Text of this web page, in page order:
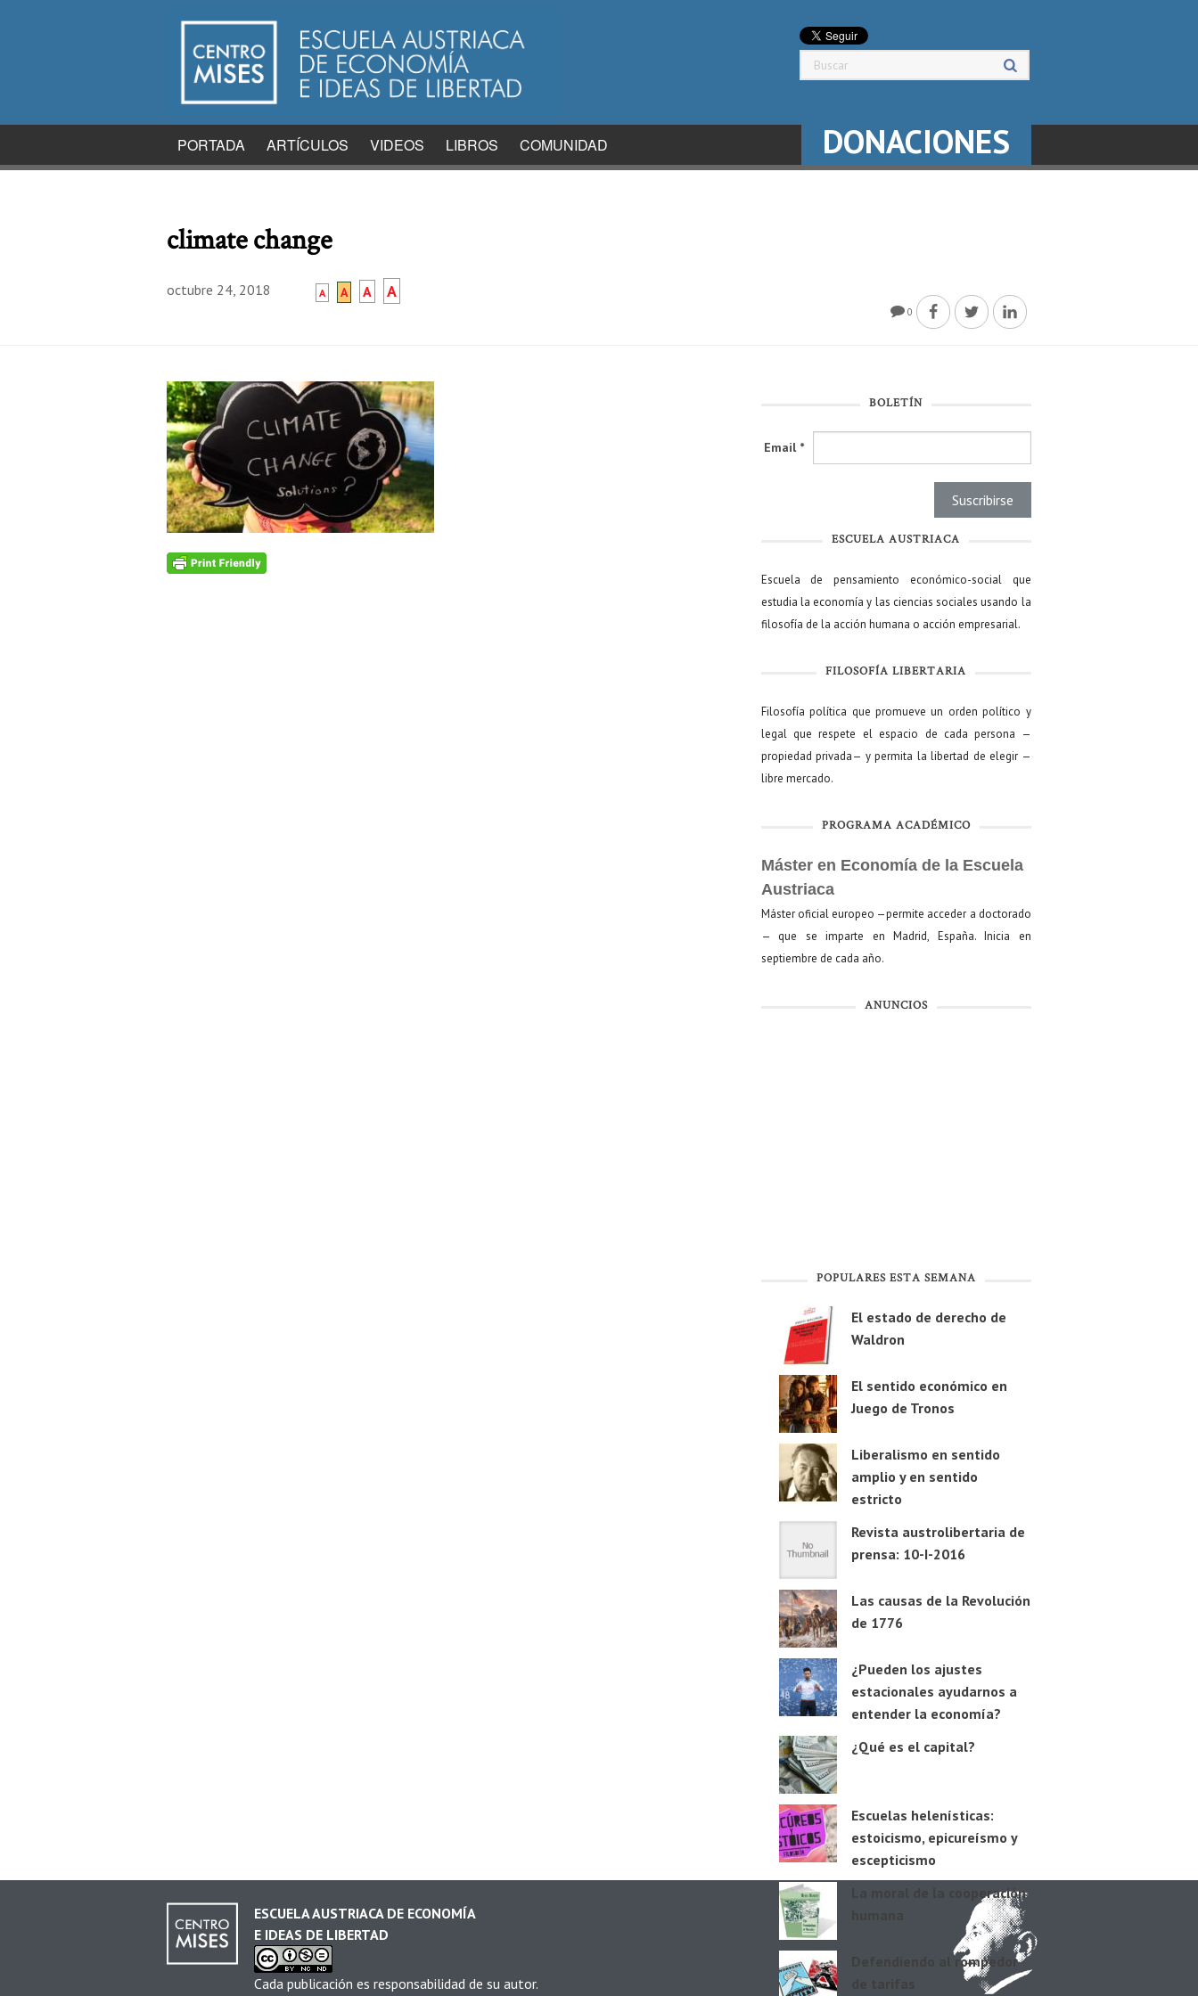
PORTADA ARTÍCULOS VIDEOS LIBROS COMUNIDAD DONACIONES
climate change
octubre 24, 2018 A A A A
0
BOLETÍN
Email *
ESCUELA AUSTRIACA
Escuela de pensamiento económico-social que
estudia la economía y las ciencias sociales usando la
filosofía de la acción humana o acción empresarial.
FILOSOFÍA LIBERTARIA
Filosofía política que promueve un orden político y
legal que respete el espacio de cada persona —
propiedad privada— y permita la libertad de elegir —
libre mercado.
PROGRAMA ACADÉMICO
Máster en Economía de la Escuela
Austriaca
Máster oficial europeo —permite acceder a doctorado
— que se imparte en Madrid, España. Inicia en
septiembre de cada año.
ANUNCIOS
POPULARES ESTA SEMANA
El estado de derecho de
Waldron
El sentido económico en
Juego de Tronos
Liberalismo en sentido
amplio y en sentido
estricto
Revista austrolibertaria de
prensa: 10-I-2016
Las causas de la Revolución
de 1776
¿Pueden los ajustes
estacionales ayudarnos a
entender la economía?
¿Qué es el capital?
Escuelas helenísticas:
estoicismo, epicureísmo y
escepticismo
La moral de la cooperación
Defendiendo al rompedor
ESCUELA AUSTRIACA DE ECONOMÍA
E IDEAS DE LIBERTAD
Cada publicación es responsabilidad de su autor.